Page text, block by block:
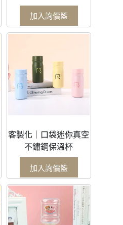
加入詢價籃
客製化｜口袋迷你真空
不鏽鋼保溫杯
加入詢價籃